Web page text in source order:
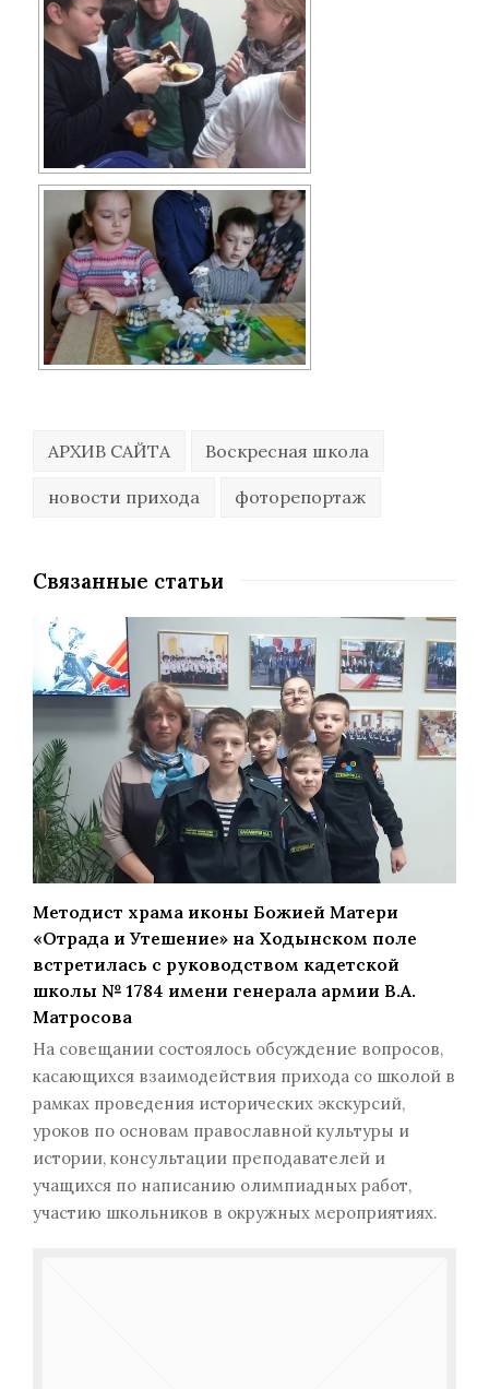
АРХИВ САЙТА Воскресная школа
новости прихода фоторепортаж
Связанные статьи
Методист храма иконы Божией Матери
«Отрада и Утешение» на Ходынском поле
встретилась с руководством кадетской
школы № 1784 имени генерала армии В.А.
Матросова
На совещании состоялось обсуждение вопросов,
касающихся взаимодействия прихода со школой в
рамках проведения исторических экскурсий,
уроков по основам православной культуры и
истории, консультации преподавателей и
учащихся по написанию олимпиадных работ,
участию школьников в окружных мероприятиях.